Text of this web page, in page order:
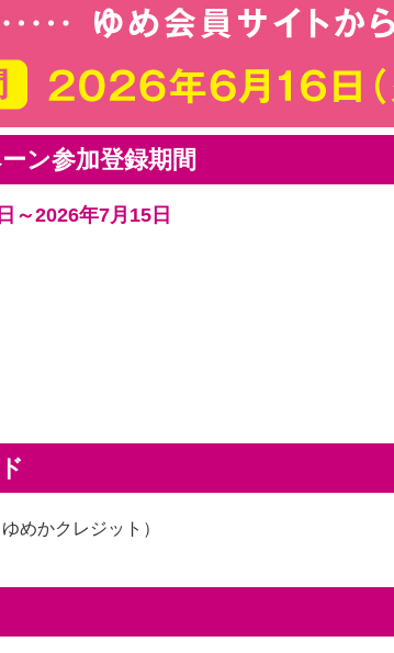
ン参加登録期間
～2026年7月15日
めかクレジット）